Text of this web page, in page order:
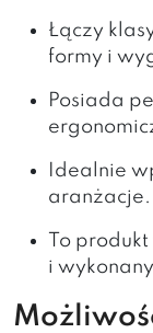
Łączy
formy i
Posiada
Idealnie
aranżacje.
To
i